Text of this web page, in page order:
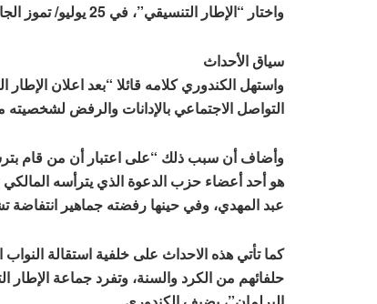
واختار “الإطار التنسيقي”، في 25 يوليو/ تموز الجاري، السوداني مرشحا لرئاسة الحكومة المقبلة في خطوة جديدة على
سياق الأحداث
واستهل الكندوري كلامه قائلا “بعد اعلان
التواصل الاجتماعي بالإدانات والرفض لشخصيته
وأضاف أن سبب ذلك “على اعتبار أن من قام
هو أحد أعضاء حزب الدعوة الذي يترأسه
عبد المهدي، وفي حينها رفضته جماهير انتفاضة تشرين 2019
كما تأتي هذه الاحداث على خلفية استقالة
حلفائهم من الكرد والسنة، وتفرد جماعة الإطار